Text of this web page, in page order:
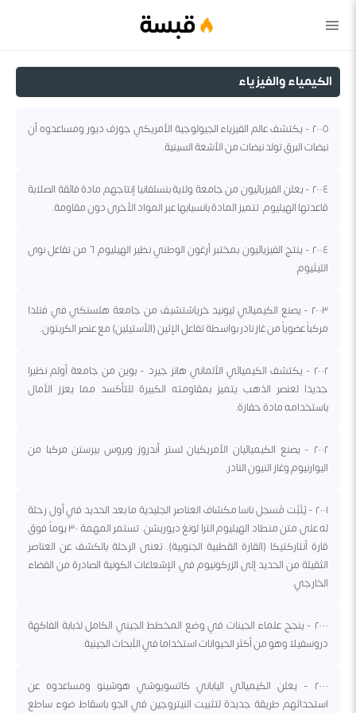
قبسة
الكيمياء والفيزياء
٢٠٠٥ - يكتشف عالم الفيزياء الجيولوجية الأمريكي جوزف ديور ومساعدوه أن
نبضات البرق تولد نبضات من الأشعة السينية.
٢٠٠٤ - يعلن الفيزيائيون من جامعة ولاية بنسلفانيا إنتاجهم مادة فائقة الصلابة
قاعدتها الهيليوم. تتميز المادة بانسيابها عبر المواد الأخرى دون مقاومة.
٢٠٠٤ - ينتج الفيزيائيون بمختبر أرغون الوطني نظير الهيليوم ٦ من تفاعل نوى
الليثيوم.
٢٠٠٣ - يصنع الكيميائي ليونيد خرياشتشيف من جامعة هلسنكي في فنلدا
مركباً عضوياً من غاز نادر بواسطة تفاعل الإثين (الأستيلين) مع عنصر الكربتون.
٢٠٠٢ - يكتشف الكيميائي الألماني هانز جيرد - بوين من جامعة أولم نظيرا
جديدا لعنصر الذهب يتميز بمقاومته الكبيرة للتأكسد مما يعزز الأمال
باستخدامه مادة حفازة.
٢٠٠٢ - يصنع الكيميائيان الأمريكيان لستر أندروز وبروس بيرستن مركبا من
اليوارنيوم وغاز النيون النادر.
٢٠٠١ - يُثَبَّت مُسجل ناسا مكشاف العناصر الجليدية ما بعد الحديد في أول رحلة
له على متن منطاد الهيليوم الترا لونغ ديوريشن. تستمر المهمة ٣٠ يوماً فوق
قارة أنتاركتيكا (القارة القطبية الجنوبية). تعنى الرحلة بالكشف عن العناصر
الثقيلة من الحديد إلى الزركونيوم في الإشعاعات الكونية الصادرة من الفضاء
الخارجي.
٢٠٠٠ - ينجح علماء الجينات في وضع المخطط الجيني الكامل لذبابة الفاكهة
دروسفيلا وهو من أكثر الحيوانات استخداما في الأبحاث الجينية.
٢٠٠٠ - يعلن الكيميائي الياباني كاتسويوشي هوشينو ومساعدوه عن
استحداثهم طريقة جديدة لتثبيت النيتروجين في الجو باسقاط ضوء ساطع